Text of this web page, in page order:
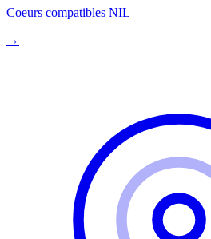
Coeurs compatibles NIL
→